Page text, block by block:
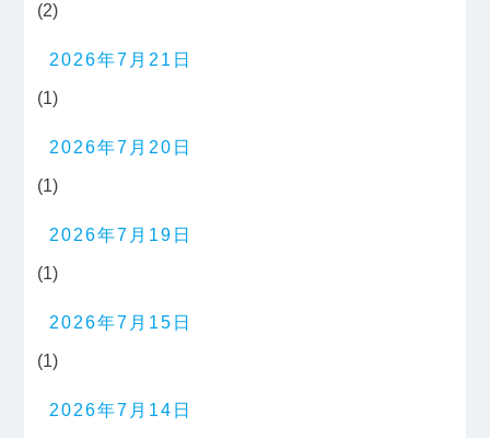
(2)
2026年7月21日
(1)
2026年7月20日
(1)
2026年7月19日
(1)
2026年7月15日
(1)
2026年7月14日